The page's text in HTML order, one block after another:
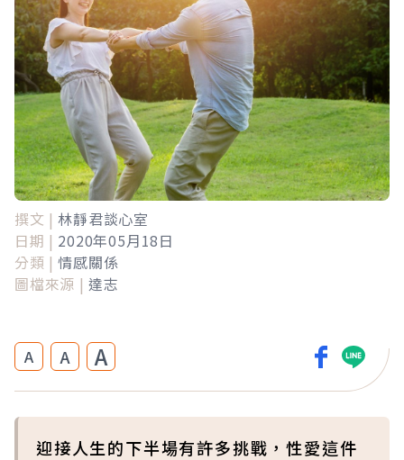
撰文 | 林靜君談心室
日期 | 2020年05月18日
分類 | 情感關係
圖檔來源 | 達志
A A A
迎接人生的下半場有許多挑戰，性愛這件